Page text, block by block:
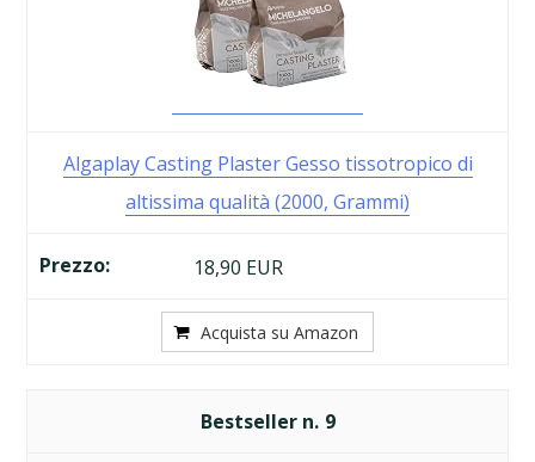
Algaplay Casting Plaster Gesso tissotropico di
altissima qualità (2000, Grammi)
18,90 EUR
Acquista su Amazon
9